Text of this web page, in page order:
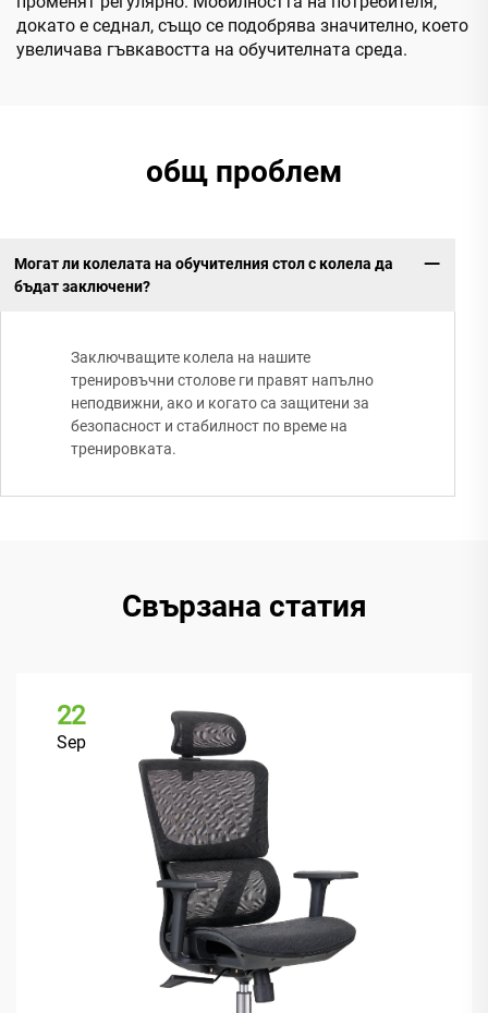
докато е седнал, също се подобрява значително, което
увеличава гъвкавостта на обучителната среда.
общ проблем
Могат ли колелата на обучителния стол с колела да
бъдат заключени?
Заключващите колела на нашите
тренировъчни столове ги правят напълно
неподвижни, ако и когато са защитени за
безопасност и стабилност по време на
тренировката.
Свързана статия
22
Sep